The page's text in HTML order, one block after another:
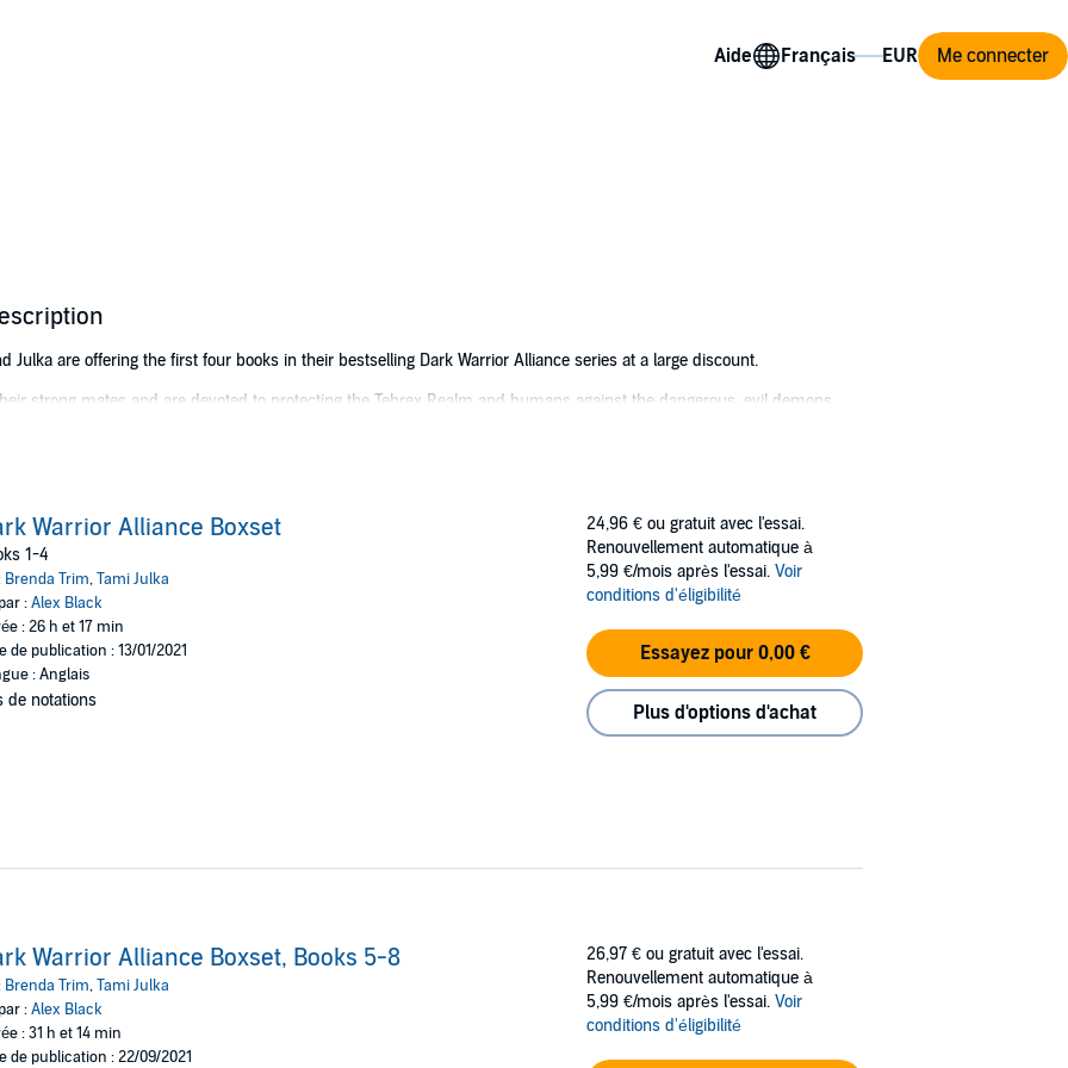
Aide Me connecter
Julka are offering the first four books in their bestselling Dark Warrior Alliance series at a large discount.
strong mates and are devoted to protecting the Tehrex Realm and humans against the dangerous, evil demons
yet, to save her life?
on by fate one too many times. Suffering a century of torture closed his heart to love and acceptance. He escapes
to his tormentor. When he finds his Fated Mate, he discovers her soul is in mortal danger. He must find a way
Blue Moon. As such, they are the most powerful witches in the Tehrex Realm. Too bad all she wants to do is party
that?
Warrior Alliance Boxset
1-4
Brenda Trim,Tami Julka
:Alex Black
: 26 h et 17 min
de publication : 13/01/2021
: Anglais
de notations
24,96 € ou gratuit avec l'essai.
Renouvellement automatique à
5,99 €/mois après l'essai. Voir
conditions d'éligibilité
Essayez pour 0,00 €
Plus d'options d'achat
Warrior Alliance Boxset, Books 5-8
Brenda Trim,Tami Julka
:Alex Black
: 31 h et 14 min
de publication : 22/09/2021
26,97 € ou gratuit avec l'essai.
Renouvellement automatique à
5,99 €/mois après l'essai. Voir
conditions d'éligibilité